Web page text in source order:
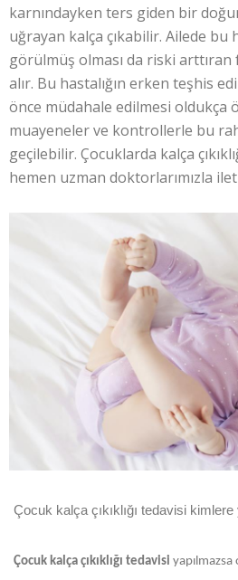
karnındayken ters giden bir
uğrayan kalça çıkabilir. Ailede bu
görülmüş olması da riski
alır. Bu hastalığın erken teşhis
önce müdahale edilmesi oldukça
muayeneler ve kontrollerle bu
geçilebilir. Çocuklarda kalça
hemen uzman doktorlarımızla
Çocuk kalça çıkıklığı tedavisi kimlere
Çocuk kalça çıkıklığı tedavisi